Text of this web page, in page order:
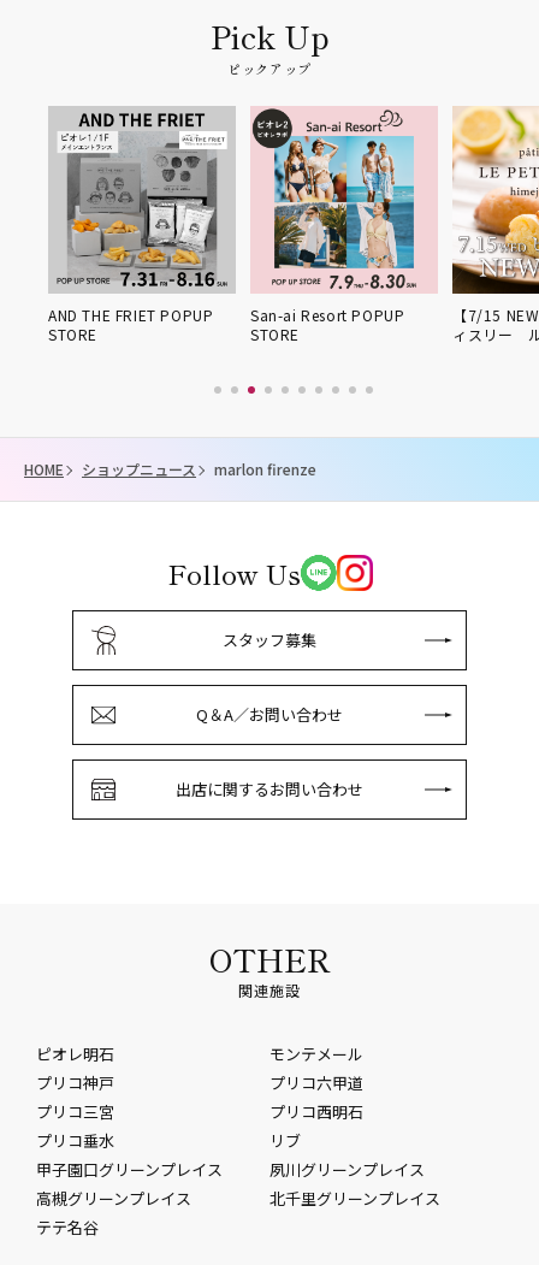
ピックアップ
AND THE FRIET POPUP
STORE
San-ai Resort POPUP
STORE
【7/15
ィスリー
HOME ショップニュース marlon firenze
Follow Us
スタッフ募集
Q＆A／お問い合わせ
出店に関するお問い合わせ
OTHER
関連施設
ピオレ明石
モンテメール
プリコ神戸
プリコ六甲道
プリコ三宮
プリコ西明石
プリコ垂水
リブ
甲子園口グリーンプレイス
夙川グリーンプレイス
高槻グリーンプレイス
北千里グリーンプレイス
テテ名谷